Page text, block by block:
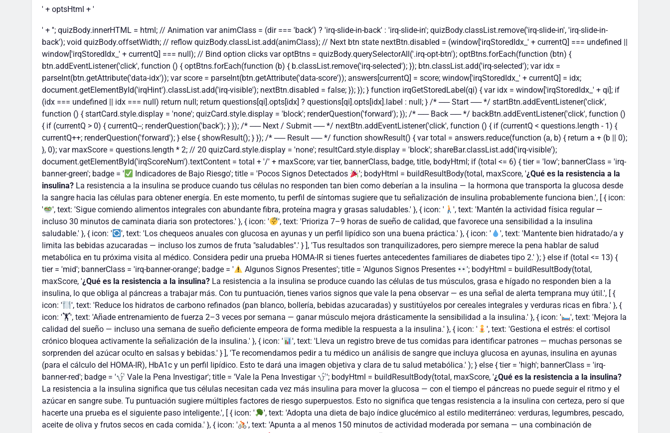
' + optsHtml + '
' + ''; quizBody.innerHTML = html; // Animation var animClass = (dir === 'back') ? 'irq-slide-in-back' : 'irq-slide-in'; quizBody.classList.remove('irq-slide-in', 'irq-slide-in-
back'); void quizBody.offsetWidth; // reflow quizBody.classList.add(animClass); // Next btn state nextBtn.disabled = (window['irqStoredIdx_' + currentQ] === undefined ||
window['irqStoredIdx_' + currentQ] === null); // Bind option clicks var optBtns = quizBody.querySelectorAll('.irq-opt-btn'); optBtns.forEach(function (btn) {
btn.addEventListener('click', function () { optBtns.forEach(function (b) { b.classList.remove('irq-selected'); }); btn.classList.add('irq-selected'); var idx =
parseInt(btn.getAttribute('data-idx')); var score = parseInt(btn.getAttribute('data-score')); answers[currentQ] = score; window['irqStoredIdx_' + currentQ] = idx;
document.getElementById('irqHint').classList.add('irq-visible'); nextBtn.disabled = false; }); }); } function irqGetStoredLabel(qi) { var idx = window['irqStoredIdx_' + qi]; if
(idx === undefined || idx === null) return null; return questions[qi].opts[idx] ? questions[qi].opts[idx].label : null; } /* ── Start ── */ startBtn.addEventListener('click',
function () { startCard.style.display = 'none'; quizCard.style.display = 'block'; renderQuestion('forward'); }); /* ── Back ── */ backBtn.addEventListener('click', function ()
{ if (currentQ > 0) { currentQ--; renderQuestion('back'); } }); /* ── Next / Submit ── */ nextBtn.addEventListener('click', function () { if (currentQ < questions.length - 1) {
currentQ++; renderQuestion('forward'); } else { showResult(); } }); /* ── Result ── */ function showResult() { var total = answers.reduce(function (a, b) { return a + (b || 0);
}, 0); var maxScore = questions.length * 2; // 20 quizCard.style.display = 'none'; resultCard.style.display = 'block'; shareBar.classList.add('irq-visible');
document.getElementById('irqScoreNum').textContent = total + '/' + maxScore; var tier, bannerClass, badge, title, bodyHtml; if (total <= 6) { tier = 'low'; bannerClass = 'irq-
banner-green'; badge = '
Indicadores de Bajo Riesgo'; title = 'Pocos Signos Detectados '; bodyHtml = buildResultBody(total, maxScore, '¿Qué es la resistencia a la
insulina? La resistencia a la insulina se produce cuando tus células no responden tan bien como deberían a la insulina — la hormona que transporta la glucosa desde
la sangre hacia las células para obtener energía. En este momento, tu perfil de síntomas sugiere que tu señalización de insulina probablemente funciona bien.', [ { icon:
'
', text: 'Sigue comiendo alimentos integrales con abundante fibra, proteína magra y grasas saludables.' }, { icon: '
', text: 'Mantén la actividad física regular —
incluso 30 minutos de caminata diaria son protectores.' }, { icon: '
', text: 'Prioriza 7–9 horas de sueño de calidad, que favorece una sensibilidad a la insulina
saludable.' }, { icon: '
', text: 'Los chequeos anuales con glucosa en ayunas y un perfil lipídico son una buena práctica.' }, { icon: '
', text: 'Mantente bien hidratado/a y
limita las bebidas azucaradas — incluso los zumos de fruta "saludables".' } ], 'Tus resultados son tranquilizadores, pero siempre merece la pena hablar de salud
metabólica en tu próxima visita al médico. Considera pedir una prueba HOMA-IR si tienes fuertes antecedentes familiares de diabetes tipo 2.' ); } else if (total <= 13) {
tier = 'mid'; bannerClass = 'irq-banner-orange'; badge = '
Algunos Signos Presentes'; title = 'Algunos Signos Presentes
'; bodyHtml = buildResultBody(total,
maxScore, '¿Qué es la resistencia a la insulina? La resistencia a la insulina se produce cuando las células de tus músculos, grasa e hígado no responden bien a la
insulina, lo que obliga al páncreas a trabajar más. Con tu puntuación, tienes varios signos que vale la pena observar — es una señal de alerta temprana muy útil.', [ {
icon: '
', text: 'Reduce los hidratos de carbono refinados (pan blanco, bollería, bebidas azucaradas) y sustitúyelos por cereales integrales y verduras ricas en fibra.' }, {
icon: '🏋', text: 'Añade entrenamiento de fuerza 2–3 veces por semana — ganar músculo mejora drásticamente la sensibilidad a la insulina.' }, { icon: '
', text: 'Mejora la
calidad del sueño — incluso una semana de sueño deficiente empeora de forma medible la respuesta a la insulina.' }, { icon: '
', text: 'Gestiona el estrés: el cortisol
crónico bloquea activamente la señalización de la insulina.' }, { icon: '
', text: 'Lleva un registro breve de tus comidas para identificar patrones — muchas personas se
sorprenden del azúcar oculto en salsas y bebidas.' } ], 'Te recomendamos pedir a tu médico un análisis de sangre que incluya glucosa en ayunas, insulina en ayunas
(para el cálculo del HOMA-IR), HbA1c y un perfil lipídico. Esto te dará una imagen objetiva y clara de tu salud metabólica.' ); } else { tier = 'high'; bannerClass = 'irq-
banner-red'; badge = '
Vale la Pena Investigar'; title = 'Vale la Pena Investigar '; bodyHtml = buildResultBody(total, maxScore, '¿Qué es la resistencia a la insulina?
La resistencia a la insulina significa que tus células necesitan cada vez más insulina para mover la glucosa — con el tiempo el páncreas no puede seguir el ritmo y el
azúcar en sangre sube. Tu puntuación sugiere múltiples factores de riesgo superpuestos. Esto no significa que tengas resistencia a la insulina con certeza, pero sí que
hacerte una prueba es el siguiente paso inteligente.', [ { icon: '
', text: 'Adopta una dieta de bajo índice glucémico al estilo mediterráneo: verduras, legumbres, pescado,
aceite de oliva y frutos secos en cada comida.' }, { icon: '
', text: 'Apunta a al menos 150 minutos de actividad moderada por semana — una combinación de